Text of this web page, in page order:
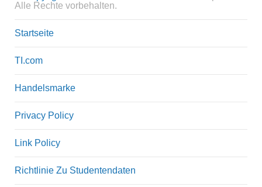
Alle Rechte vorbehalten.
Startseite
TI.com
Handelsmarke
Privacy Policy
Link Policy
Richtlinie Zu Studentendaten